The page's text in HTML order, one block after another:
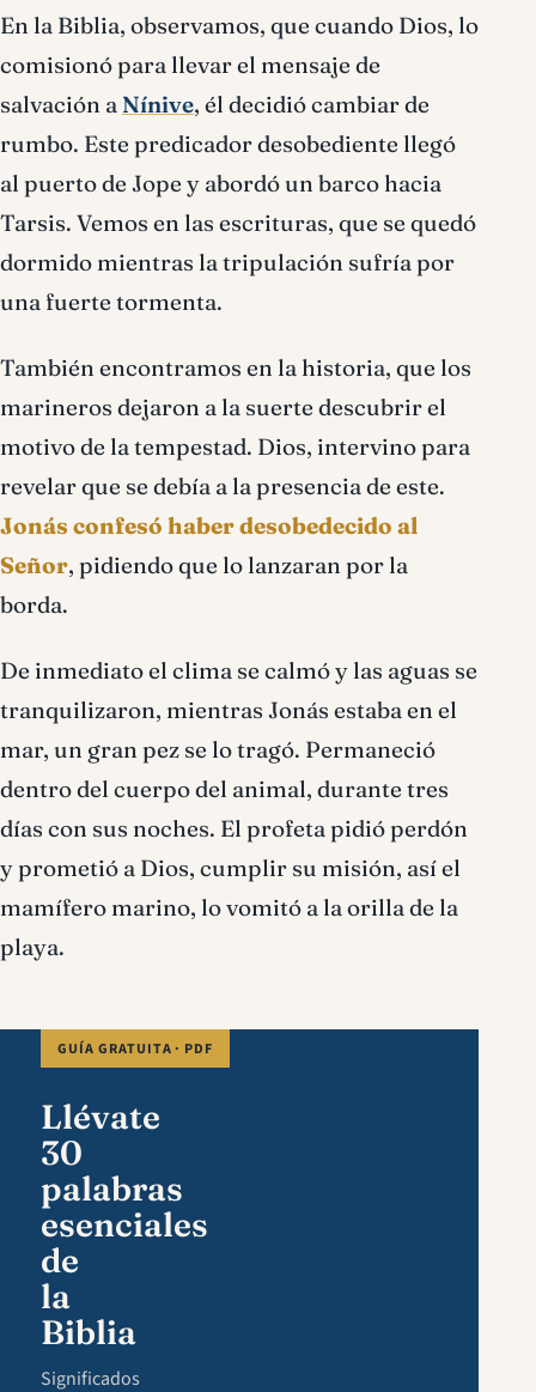
En la Biblia, observamos, que cuando Dios, lo
comisionó para llevar el mensaje de
salvación a Nínive, él decidió cambiar de
rumbo. Este predicador desobediente llegó
al puerto de Jope y abordó un barco hacia
Tarsis. Vemos en las escrituras, que se quedó
dormido mientras la tripulación sufría por
una fuerte tormenta.
También encontramos en la historia, que los
marineros dejaron a la suerte descubrir el
motivo de la tempestad. Dios, intervino para
revelar que se debía a la presencia de este.
Jonás confesó haber desobedecido al
Señor, pidiendo que lo lanzaran por la
borda.
De inmediato el clima se calmó y las aguas se
tranquilizaron, mientras Jonás estaba en el
mar, un gran pez se lo tragó. Permaneció
dentro del cuerpo del animal, durante tres
días con sus noches. El profeta pidió perdón
y prometió a Dios, cumplir su misión, así el
mamífero marino, lo vomitó a la orilla de la
playa.
GUÍA GRATUITA · PDF
Llévate
30
palabras
esenciales
de
la
Biblia
Significados